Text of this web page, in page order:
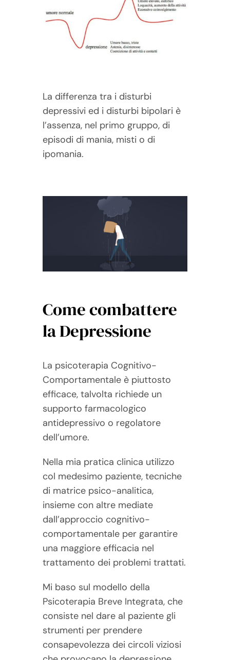
La differenza tra i disturbi
depressivi ed i disturbi bipolari è
l’assenza, nel primo gruppo, di
episodi di mania, misti o di
ipomania.
Come combattere
la Depressione
La psicoterapia Cognitivo-
Comportamentale è piuttosto
efficace, talvolta richiede un
supporto farmacologico
antidepressivo o regolatore
dell’umore.
Nella mia pratica clinica utilizzo
col medesimo paziente, tecniche
di matrice psico-analitica,
insieme con altre mediate
dall’approccio cognitivo-
comportamentale per garantire
una maggiore efficacia nel
trattamento dei problemi trattati.
Mi baso sul modello della
Psicoterapia Breve Integrata, che
consiste nel dare al paziente gli
strumenti per prendere
consapevolezza dei circoli viziosi